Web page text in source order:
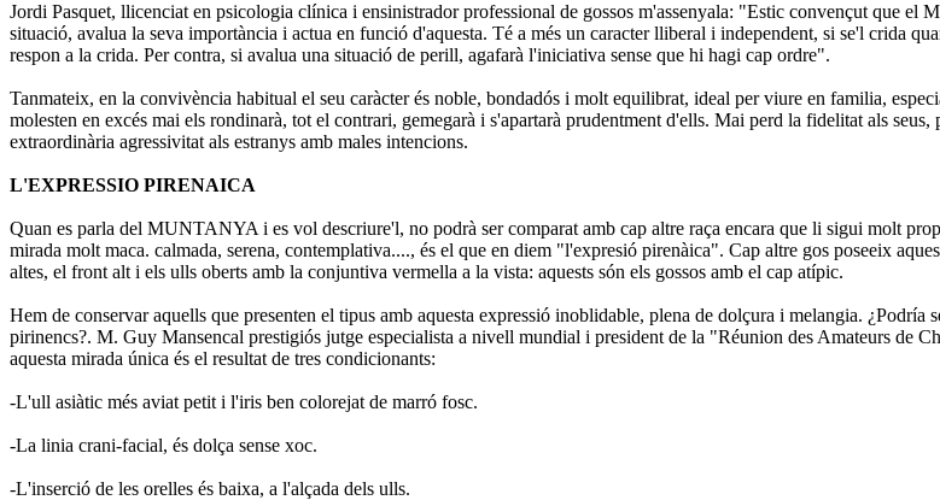
Jordi Pasquet, llicenciat en psicologia clínica i ensinistrador professional de gossos m'assenyala: "Estic convençut que
situació, avalua la seva importància i actua en funció d'aquesta. Té a més un caracter lliberal i independent, si se'l crida
respon a la crida. Per contra, si avalua una situació de perill, agafarà l'iniciativa sense que hi hagi cap ordre".
Tanmateix, en la convivència habitual el seu caràcter és noble, bondadós i molt equilibrat, ideal per viure en familia,
molesten en excés mai els rondinarà, tot el contrari, gemegarà i s'apartarà prudentment d'ells. Mai perd la fidelitat als
extraordinària agressivitat als estranys amb males intencions.
L'EXPRESSIO PIRENAICA
Quan es parla del MUNTANYA i es vol descriure'l, no podrà ser comparat amb cap altre raça encara que li sigui molt
mirada molt maca. calmada, serena, contemplativa...., és el que en diem "l'expresió pirenàica". Cap altre gos poseeix
altes, el front alt i els ulls oberts amb la conjuntiva vermella a la vista: aquests són els gossos amb el cap atípic.
Hem de conservar aquells que presenten el tipus amb aquesta expressió inoblidable, plena de dolçura i melangia.
pirinencs?. M. Guy Mansencal prestigiós jutge especialista a nivell mundial i president de la "Réunion des Amateurs de
aquesta mirada única és el resultat de tres condicionants:
-L'ull asiàtic més aviat petit i l'iris ben colorejat de marró fosc.
-La linia crani-facial, és dolça sense xoc.
-L'inserció de les orelles és baixa, a l'alçada dels ulls.